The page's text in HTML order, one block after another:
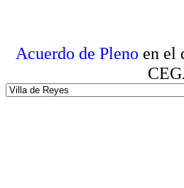
Acuerdo de Pleno en el